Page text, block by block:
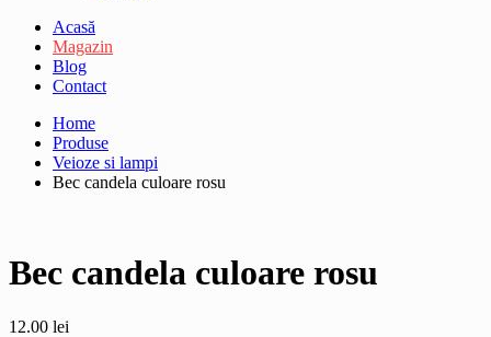
Acasă
Magazin
Blog
Contact
Home
Produse
Veioze si lampi
Bec candela culoare rosu
Bec candela culoare rosu
12.00 lei